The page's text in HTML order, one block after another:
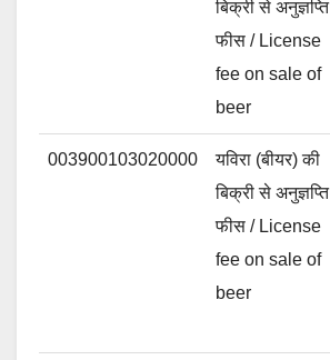
बिक्री से अनुज्ञप्ति
फीस / License
fee on sale of
beer
003900103020000
यविरा (बीयर) की
बिक्री से अनुज्ञप्ति
फीस / License
fee on sale of
beer